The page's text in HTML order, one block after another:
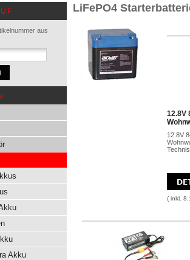
aus
Akku
LiFePO4
12.8V
12.8V
( inkl.